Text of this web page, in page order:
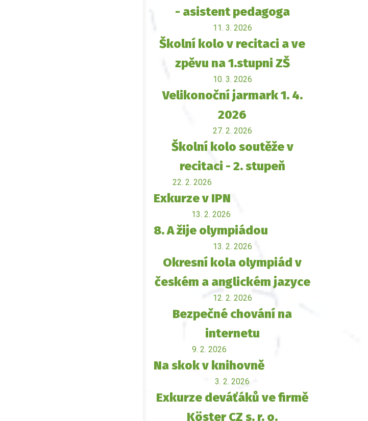
- asistent pedagoga
11. 3. 2026
Školní kolo v recitaci a ve
zpěvu na 1.stupni ZŠ
10. 3. 2026
Velikonoční jarmark 1. 4.
2026
27. 2. 2026
Školní kolo soutěže v
recitaci - 2. stupeň
22. 2. 2026
Exkurze v IPN
13. 2. 2026
8. A žije olympiádou
13. 2. 2026
Okresní kola olympiád v
českém a anglickém jazyce
12. 2. 2026
Bezpečné chování na
internetu
9. 2. 2026
Na skok v knihovně
3. 2. 2026
Exkurze deváťáků ve firmě
Köster CZ s. r. o.